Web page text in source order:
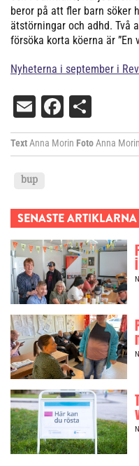
beror på att fler barn söker
ätstörningar och adhd. Två
försöka korta köerna är ”En
Nyheterna i september i
EmailFacebook
TextAnna Morin FotoAnna Morin
bup
SENASTE ARTIKLARNA